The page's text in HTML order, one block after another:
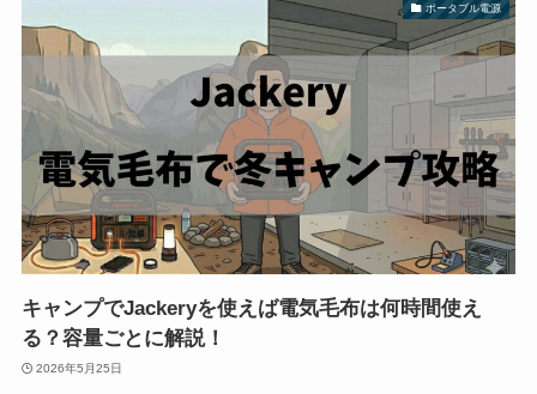
ポータブル電源
キャンプでJackeryを使えば電気毛布は何時間使え
る？容量ごとに解説！
2026年5月25日